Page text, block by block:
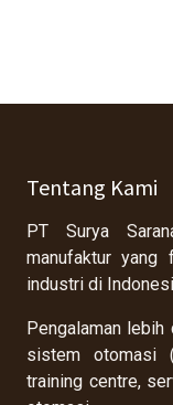
Tentang Kami
PT Surya
manufaktur yang
industri di
Pengalaman
sistem otomasi
training centre,